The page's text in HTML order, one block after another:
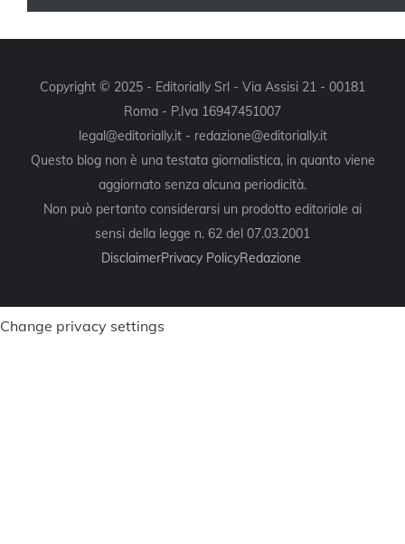
Copyright © 2025 - Editorially Srl - Via Assisi 21 - 00181
Roma - P.Iva 16947451007
legal@editorially.it - redazione@editorially.it
Questo blog non è una testata giornalistica, in quanto viene
aggiornato senza alcuna periodicità.
Non può pertanto considerarsi un prodotto editoriale ai
sensi della legge n. 62 del 07.03.2001
DisclaimerPrivacy PolicyRedazione
Change privacy settings